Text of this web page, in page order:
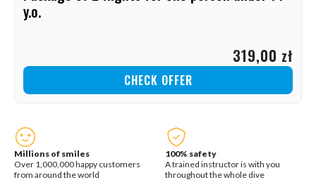
y.o.
319,00 zł
CHECK OFFER
Millions of smiles
Over 1,000,000 happy customers
from around the world
100% safety
A trained instructor is with you
throughout the whole dive